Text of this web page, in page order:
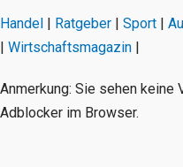
Handel | Ratgeber | Sport |
| Wirtschaftsmagazin |
Anmerkung: Sie sehen
Adblocker im Browser.